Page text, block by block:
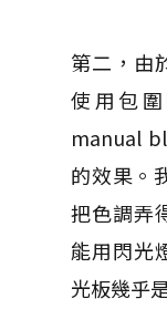
第二，由
使用包
manual
的效果。
把色調弄
能用閃光
光板幾乎